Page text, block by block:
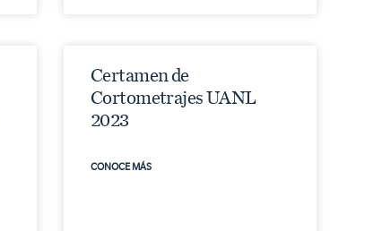
Certamen de
Cortometrajes UANL
2023
CONOCE MÁS